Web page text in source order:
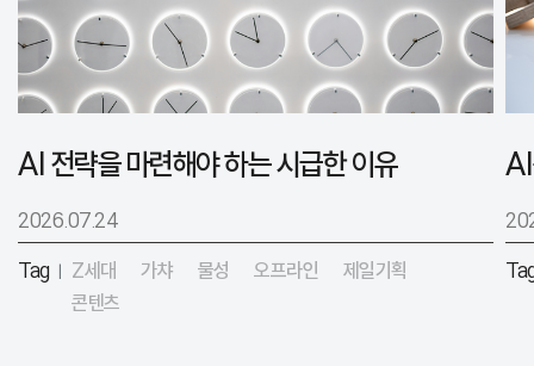
AI 전략을 마련해야 하는 시급한 이유
2026.07.24
Tag | Z세대 가챠 물성 오프라인
제일기획
콘텐츠